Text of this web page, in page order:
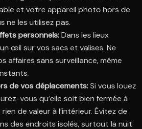
et votre appareil photo hors de
ne les utilisez pas.
personnels:Dans les lieux
œil sur vos sacs et valises. Ne
affaires sans surveillance, même
de vos déplacements:Si vous louez
vous qu’elle soit bien fermée à
de valeur à l’intérieur. Évitez de
des endroits isolés, surtout la nuit.